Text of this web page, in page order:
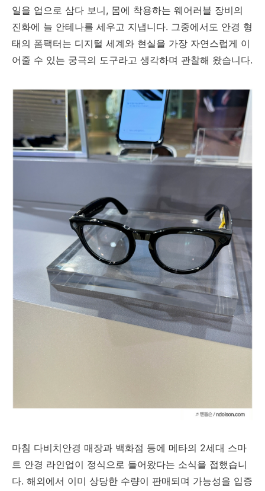
일을 업으로 삼다 보니, 몸에 착용하는 웨어러블 장비의
진화에 늘 안테나를 세우고 지냅니다. 그중에서도 안경 형
태의 폼팩터는 디지털 세계와 현실을 가장 자연스럽게 이
어줄 수 있는 궁극의 도구라고 생각하며 관찰해 왔습니다.
마침 다비치안경 매장과 백화점 등에 메타의 2세대 스마
트 안경 라인업이 정식으로 들어왔다는 소식을 접했습니
다. 해외에서 이미 상당한 수량이 판매되며 가능성을 입증